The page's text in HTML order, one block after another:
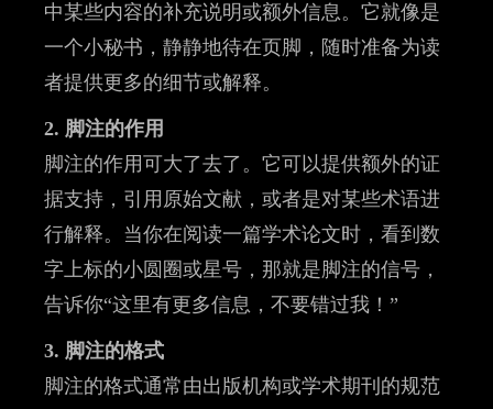
中某些内容的补充说明或额外信息。它就像是
一个小秘书，静静地待在页脚，随时准备为读
者提供更多的细节或解释。
2. 脚注的作用
脚注的作用可大了去了。它可以提供额外的证
据支持，引用原始文献，或者是对某些术语进
行解释。当你在阅读一篇学术论文时，看到数
字上标的小圆圈或星号，那就是脚注的信号，
告诉你“这里有更多信息，不要错过我！”
3. 脚注的格式
脚注的格式通常由出版机构或学术期刊的规范